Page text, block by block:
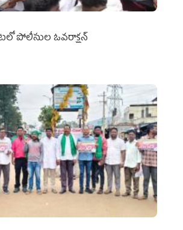
పోలీసుల ఓవ‌రాక్ష‌న్‌